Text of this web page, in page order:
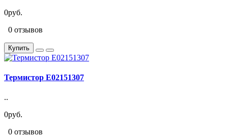
0руб.
0 отзывов
Купить
Термистор E02151307
..
0руб.
0 отзывов